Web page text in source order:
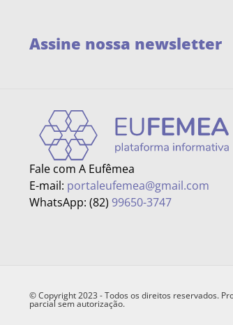
Assine nossa newsletter
Fale com A Eufêmea
E-mail: portaleufemea@gmail.com
WhatsApp: (82) 99650-3747
© Copyright 2023 - Todos os direitos reservados.
parcial sem autorização.